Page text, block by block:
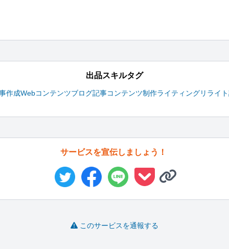
出品スキルタグ
作成Webコンテンツブログ記事コンテンツ制作ライティングリライト
サービスを宣伝しましょう！
このサービスを通報する